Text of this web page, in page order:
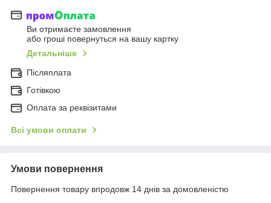
Ви отримаєте замовлення
або гроші повернуться на вашу картку
Детальніше
Післяплата
Готівкою
Оплата за реквізитами
Всі умови оплати
Умови повернення
Повернення товару впродовж 14 днів за домовленістю